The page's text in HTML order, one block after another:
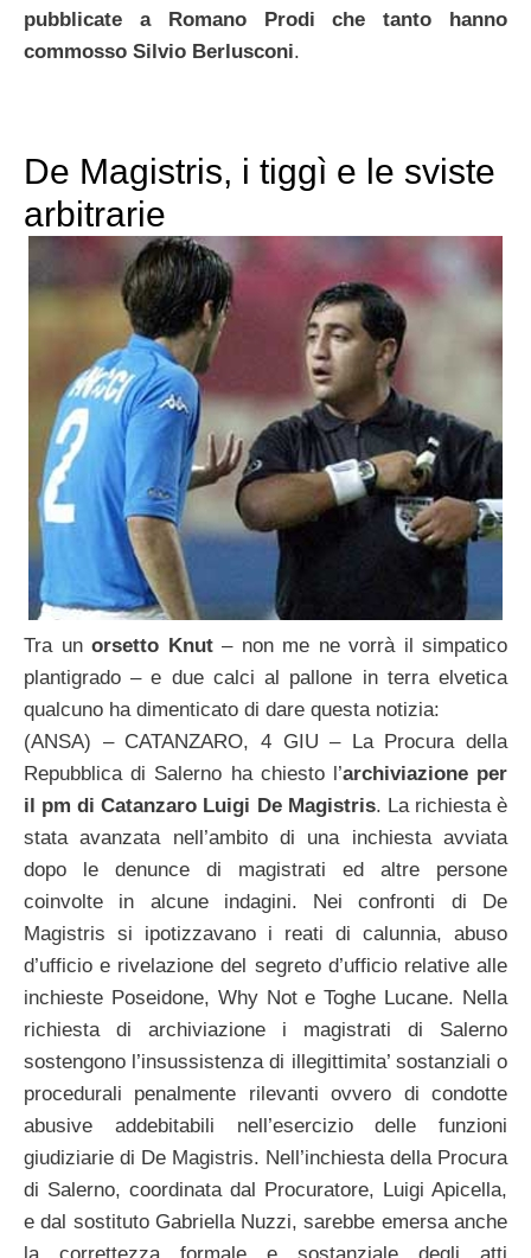
pubblicate a Romano Prodi che tanto hanno
commosso Silvio Berlusconi.
De Magistris, i tiggì e le sviste
arbitrarie
Tra un orsetto Knut– non me ne vorrà il simpatico
plantigrado – e due calci al pallone in terra elvetica
qualcuno ha dimenticato di dare questa notizia:
(ANSA) – CATANZARO, 4 GIU – La Procura della
Repubblica di Salerno ha chiesto l’archiviazione per
il pm di Catanzaro Luigi De Magistris. La richiesta è
stata avanzata nell’ambito di una inchiesta avviata
dopo le denunce di magistrati ed altre persone
coinvolte in alcune indagini. Nei confronti di De
Magistris si ipotizzavano i reati di calunnia, abuso
d’ufficio e rivelazione del segreto d’ufficio relative alle
inchieste Poseidone, Why Not e Toghe Lucane. Nella
richiesta di archiviazione i magistrati di Salerno
sostengono l’insussistenza di illegittimita’ sostanziali o
procedurali penalmente rilevanti ovvero di condotte
abusive addebitabili nell’esercizio delle funzioni
giudiziarie di De Magistris. Nell’inchiesta della Procura
di Salerno, coordinata dal Procuratore, Luigi Apicella,
e dal sostituto Gabriella Nuzzi, sarebbe emersa anche
la correttezza formale e sostanziale degli atti